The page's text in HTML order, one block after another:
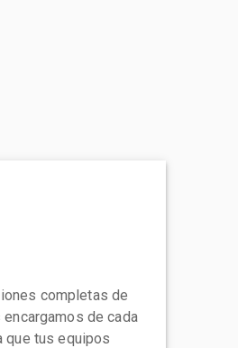
completas de
de cada
que tus equipos